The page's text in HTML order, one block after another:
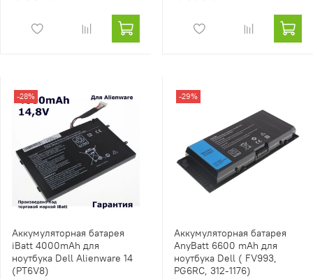
-28%
Аккумуляторная батарея
iBatt 4000mAh для
ноутбука Dell Alienware 14
(PT6V8)
-29%
Аккумуляторная батарея
AnyBatt 6600 mAh для
ноутбука Dell ( FV993,
PG6RC, 312-1176)